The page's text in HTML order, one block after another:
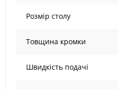
Розмір столу
Товщина кромки
Швидкість подачі